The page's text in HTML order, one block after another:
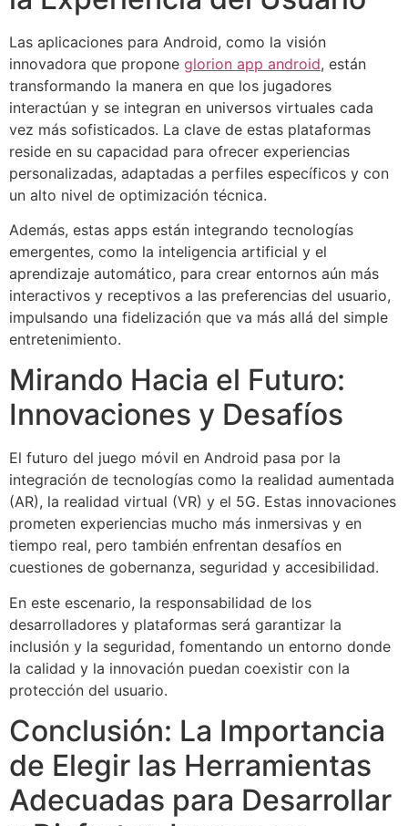
Las aplicaciones para Android, como la visión
innovadora que propone glorion app android, están
transformando la manera en que los jugadores
interactúan y se integran en universos virtuales cada
vez más sofisticados. La clave de estas plataformas
reside en su capacidad para ofrecer experiencias
personalizadas, adaptadas a perfiles específicos y con
un alto nivel de optimización técnica.
Además, estas apps están integrando tecnologías
emergentes, como la inteligencia artificial y el
aprendizaje automático, para crear entornos aún más
interactivos y receptivos a las preferencias del usuario,
impulsando una fidelización que va más allá del simple
entretenimiento.
Mirando Hacia el Futuro:
Innovaciones y Desafíos
El futuro del juego móvil en Android pasa por la
integración de tecnologías como la realidad aumentada
(AR), la realidad virtual (VR) y el 5G. Estas innovaciones
prometen experiencias mucho más inmersivas y en
tiempo real, pero también enfrentan desafíos en
cuestiones de gobernanza, seguridad y accesibilidad.
En este escenario, la responsabilidad de los
desarrolladores y plataformas será garantizar la
inclusión y la seguridad, fomentando un entorno donde
la calidad y la innovación puedan coexistir con la
protección del usuario.
Conclusión: La Importancia
de Elegir las Herramientas
Adecuadas para Desarrollar